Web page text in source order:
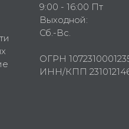
9:00 - 16:00 Пт
Выходной:
Сб.-Вс.
ОГРН
ИНН/КПП